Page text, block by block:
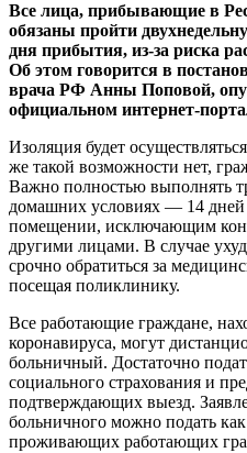
Все лица, прибывающие в
обязаны пройти
дня прибытия, из-за риска
Об этом говорится в
врача РФ Анны Поповой,
официальном интернет-
Изоляция будет
же такой возможности нет,
Важно полностью выполнять
домашних условиях — 14 дней
помещении, исключающим
другими лицами. В случае
срочно обратиться за
посещая поликлинику.
Все работающие граждане,
коронавируса, могут
больничный. Достаточно
социального страхования и
подтверждающих выезд.
больничного можно подать
проживающих работающих